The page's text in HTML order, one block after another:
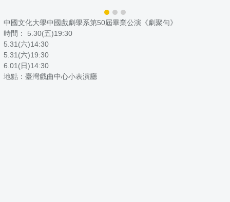
中國文化大學中國戲劇學系第50屆畢業公演《劇聚句》
時間： 5.30(五)19:30
5.31(六)14:30
5.31(六)19:30
6.01(日)14:30
地點：臺灣戲曲中心小表演廳